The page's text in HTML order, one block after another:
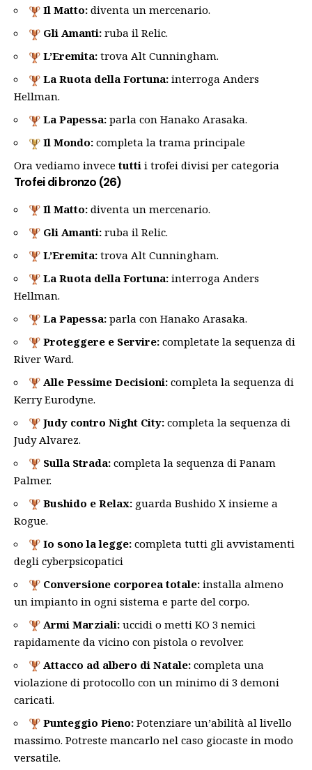
Il Matto: diventa un mercenario.
Gli Amanti: ruba il Relic.
L’Eremita: trova Alt Cunningham.
La Ruota della Fortuna: interroga Anders
Hellman.
La Papessa: parla con Hanako Arasaka.
Il Mondo: completa la trama principale
Ora vediamo invecetutti i trofei divisi per categoria
Trofei di bronzo (26)
Il Matto: diventa un mercenario.
Gli Amanti: ruba il Relic.
L’Eremita: trova Alt Cunningham.
La Ruota della Fortuna: interroga Anders
Hellman.
La Papessa: parla con Hanako Arasaka.
Proteggere e Servire: completate la sequenza di
River Ward.
Alle Pessime Decisioni: completa la sequenza di
Kerry Eurodyne.
Judy contro Night City: completa la sequenza di
Judy Alvarez.
Sulla Strada: completa la sequenza di Panam
Palmer.
Bushido e Relax: guarda Bushido X insieme a
Rogue.
Io sono la legge: completa tutti gli avvistamenti
degli cyberpsicopatici
Conversione corporea totale: installa almeno
un impianto in ogni sistema e parte del corpo.
Armi Marziali: uccidi o metti KO 3 nemici
rapidamente da vicino con pistola o revolver.
Attacco ad albero di Natale: completa una
violazione di protocollo con un minimo di 3 demoni
caricati.
Punteggio Pieno: Potenziare un’abilità al livello
massimo. Potreste mancarlo nel caso giocaste in modo
versatile.